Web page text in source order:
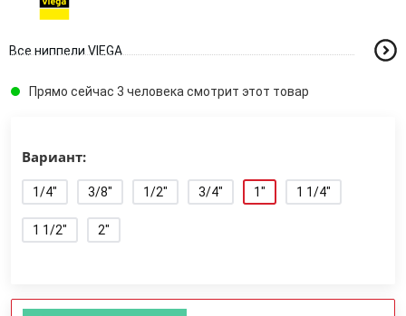
Все ниппели VIEGA
Прямо сейчас 3 человека смотрит этот товар
Вариант:
1/4" 3/8" 1/2" 3/4" 1" 1 1/4"
1 1/2" 2"